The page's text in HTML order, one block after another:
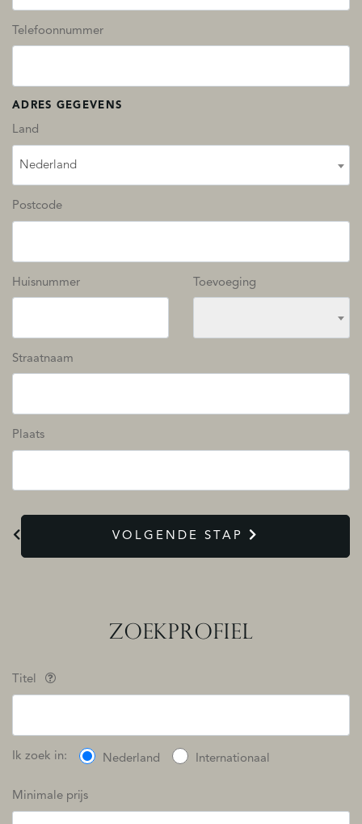
Telefoonnummer
ADRES GEGEVENS
Land
Nederland
Postcode
Huisnummer Toevoeging
Straatnaam
Plaats
VOLGENDE STAP
ZOEKPROFIEL
Titel
Ik zoek in: Nederland Internationaal
Minimale prijs